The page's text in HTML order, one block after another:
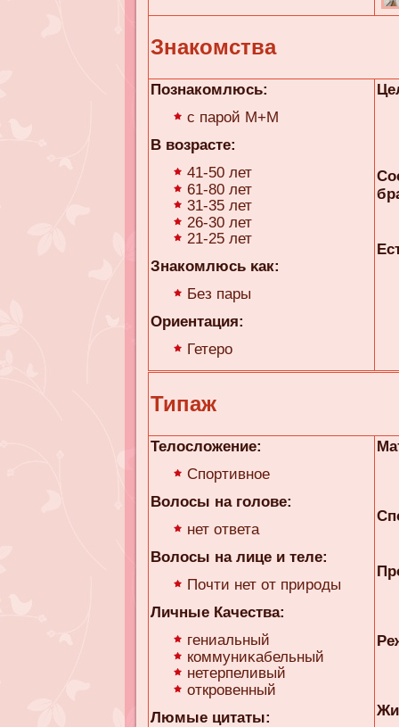
Знакомства
Познакомлюсь:
с парой М+М
В возрасте:
41-50 лет
61-80 лет
31-35 лет
26-30 лет
21-25 лет
Знакомлюсь κaк:
Без пары
Ориентация:
Гетеро
Типаж
Телосложение:
Спортивное
Волосы на голове:
нет ответа
Волосы на лице и теле:
Почти нет от природы
Личные Качества:
гениальный
коммуниκaбельный
нетерпеливый
откровенный
Люмые цитаты: